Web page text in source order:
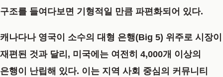
구조를 들여다보면 기형적일 만큼 파편화되어 있다.
캐나다나 영국이 소수의 대형 은행(Big 5) 위주로 시장이
재편된 것과 달리, 미국에는 여전히 4,000개 이상의
은행이 난립해 있다. 이는 지역 사회 중심의 커뮤니티